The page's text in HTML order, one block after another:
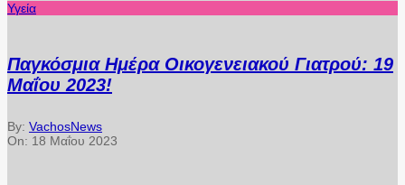
Υγεία
Παγκόσμια Ημέρα Οικογενειακού Γιατρού: 19
Μαΐου 2023!
By: VachosNews
On: 18 Μαΐου 2023